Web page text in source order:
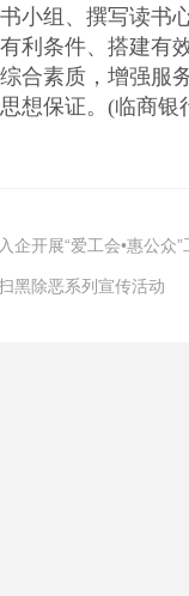
小组、撰写读书
利条件、搭建有
合素质，增强服
想保证。(临商银
企开展“爱工会•惠公众
黑除恶系列宣传活动